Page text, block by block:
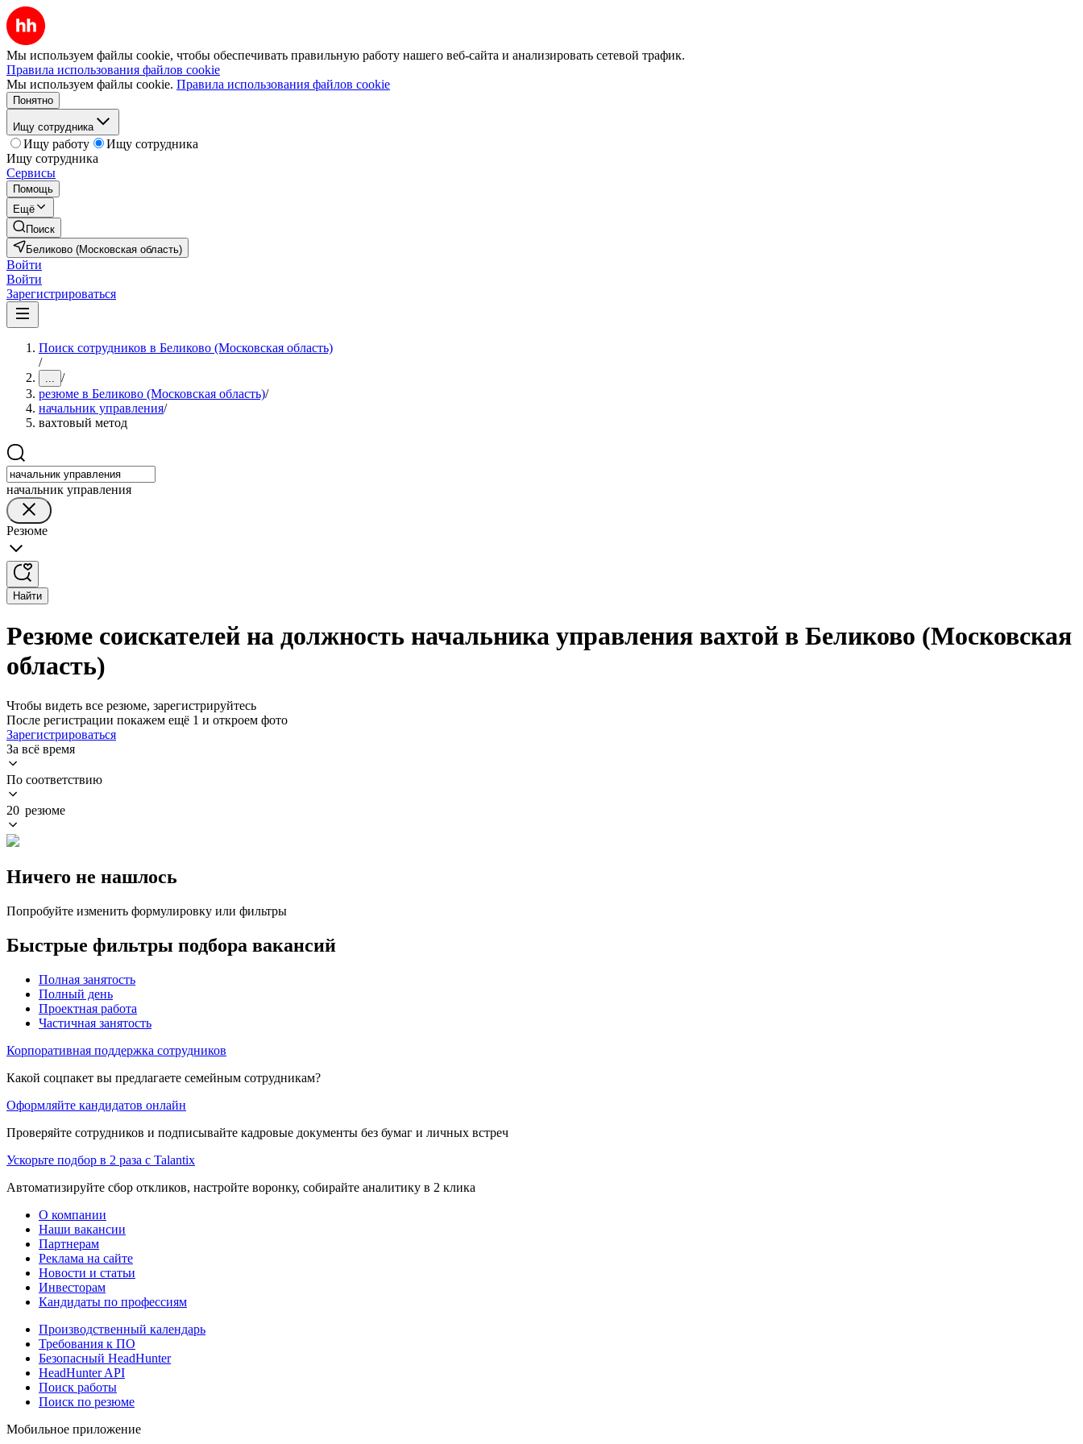
Мы используем файлы cookie, чтобы обеспечивать правильную работу нашего веб-сайта и анализировать сетевой трафик.
Правила использования файлов cookie
Мы используем файлы cookie. Правила использования файлов cookie
Понятно
Ищу сотрудника
Ищу работу
Ищу сотрудника
Ищу сотрудника
Сервисы
Помощь
Ещё
Поиск
Беликово (Московская область)
Войти
Войти
Зарегистрироваться
Поиск сотрудников в Беликово (Московская область)
/
... /
резюме в Беликово (Московская область)/
начальник управления/
вахтовый метод
начальник управления
Резюме
Найти
Резюме соискателей на должность начальника управления вахтой в Беликово (Московская
область)
Чтобы видеть все резюме, зарегистрируйтесь
После регистрации покажем ещё 1 и откроем фото
Зарегистрироваться
За всё время
По соответствию
20 резюме
Ничего не нашлось
Попробуйте изменить формулировку или фильтры
Быстрые фильтры подбора вакансий
Полная занятость
Полный день
Проектная работа
Частичная занятость
Корпоративная поддержка сотрудников
Какой соцпакет вы предлагаете семейным сотрудникам?
Оформляйте кандидатов онлайн
Проверяйте сотрудников и подписывайте кадровые документы без бумаг и личных встреч
Ускорьте подбор в 2 раза с Talantix
Автоматизируйте сбор откликов, настройте воронку, собирайте аналитику в 2 клика
О компании
Наши вакансии
Партнерам
Реклама на сайте
Новости и статьи
Инвесторам
Кандидаты по профессиям
Производственный календарь
Требования к ПО
Безопасный HeadHunter
HeadHunter API
Поиск работы
Поиск по резюме
Мобильное приложение